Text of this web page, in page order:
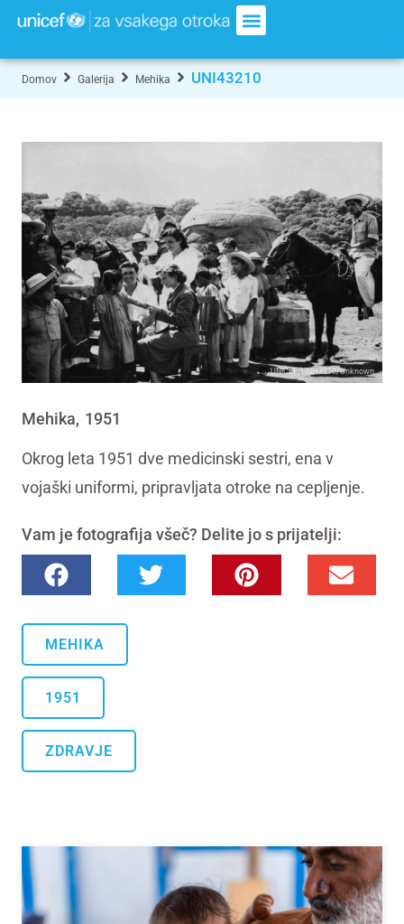
Domov Galerija Mehika UNI43210
UNICEF/UNI43210/Unknown
Mehika, 1951
Okrog leta 1951 dve medicinski sestri, ena v
vojaški uniformi, pripravljata otroke na cepljenje.
Vam je fotografija všeč? Delite jo s prijatelji:
MEHIKA
1951
ZDRAVJE